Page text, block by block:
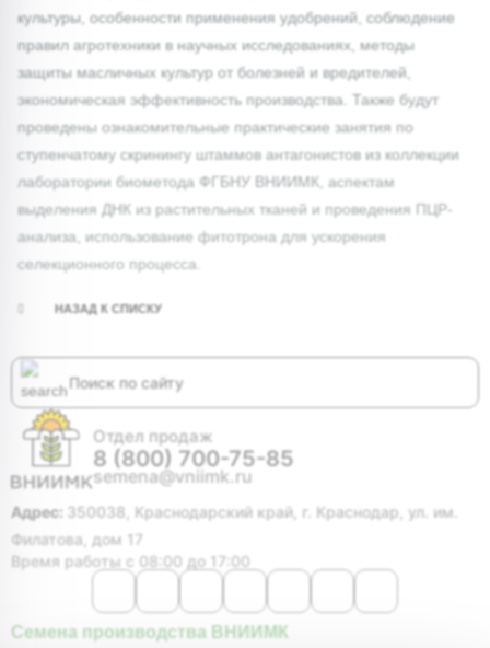
культуры, особенности применения удобрений, соблюдение
правил агротехники в научных исследованиях, методы
защиты масличных культур от болезней и вредителей,
экономическая эффективность производства. Также будут
проведены ознакомительные практические занятия по
ступенчатому скринингу штаммов антагонистов из коллекции
лаборатории биометода ФГБНУ ВНИИМК, аспектам
выделения ДНК из растительных тканей и проведения ПЦР-
анализа, использование фитотрона для ускорения
селекционного процесса.
НАЗАД К СПИСКУ
Отдел продаж
8 (800) 700-75-85
semena@vniimk.ru
Адрес: 350038, Краснодарский край, г. Краснодар, ул. им.
Филатова, дом 17
Время работы с 08:00 до 17:00
Семена производства ВНИИМК